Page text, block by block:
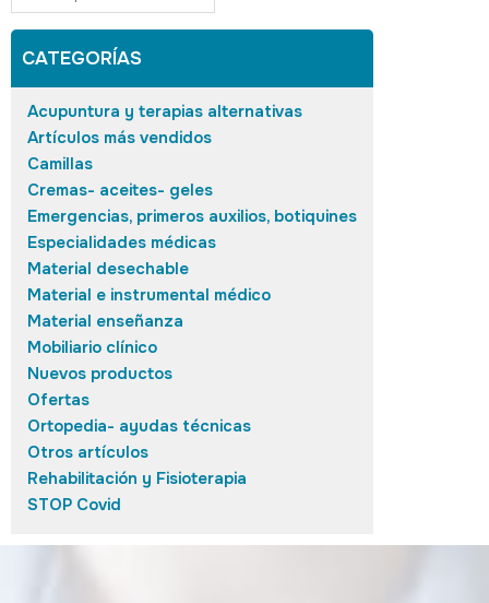
CATEGORÍAS
Acupuntura y terapias alternativas
Artículos más vendidos
Camillas
Cremas- aceites- geles
Emergencias, primeros auxilios, botiquines
Especialidades médicas
Material desechable
Material e instrumental médico
Material enseñanza
Mobiliario clínico
Nuevos productos
Ofertas
Ortopedia- ayudas técnicas
Otros artículos
Rehabilitación y Fisioterapia
STOP Covid